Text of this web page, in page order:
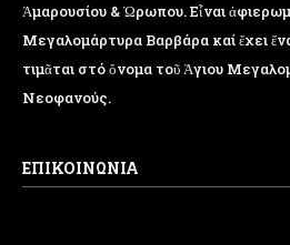
Ἁμαρουσίου & Ὠρωπου. Εἶναι
Μεγαλομάρτυρα Βαρβάρα καί ἔχει
τιμᾶται στό ὄνομα τοῦ Ἁγιου
Νεοφανούς.
ΕΠΙΚΟΙΝΩΝΙΑ